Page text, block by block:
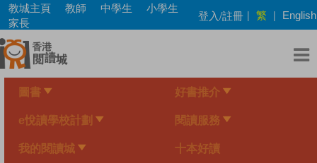
Skip
main
content
教城主頁 教師 中學生
小學生
家長
登入/註冊 | 繁 | English
圖書 好書推介
e悅讀學校計劃 閱讀服務
我的閱讀城 十本好讀